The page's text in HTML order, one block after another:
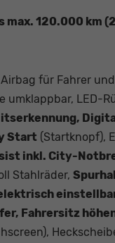
max. 120.000 km
für Fahrer
umklappbar, LED-
Start (Startknopf),
inkl. City-
Stahlräder,
Fahrersitz